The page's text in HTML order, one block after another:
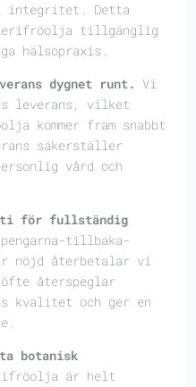
integritet. Detta
tillgänglig
hälsopraxis.
dygnet runt. Vi
leverans, vilket
kommer fram snabbt
säkerställer
vård och
för fullständig
tillbaka-
nöjd återbetalar vi
återspeglar
kvalitet och ger en
botanisk
är helt